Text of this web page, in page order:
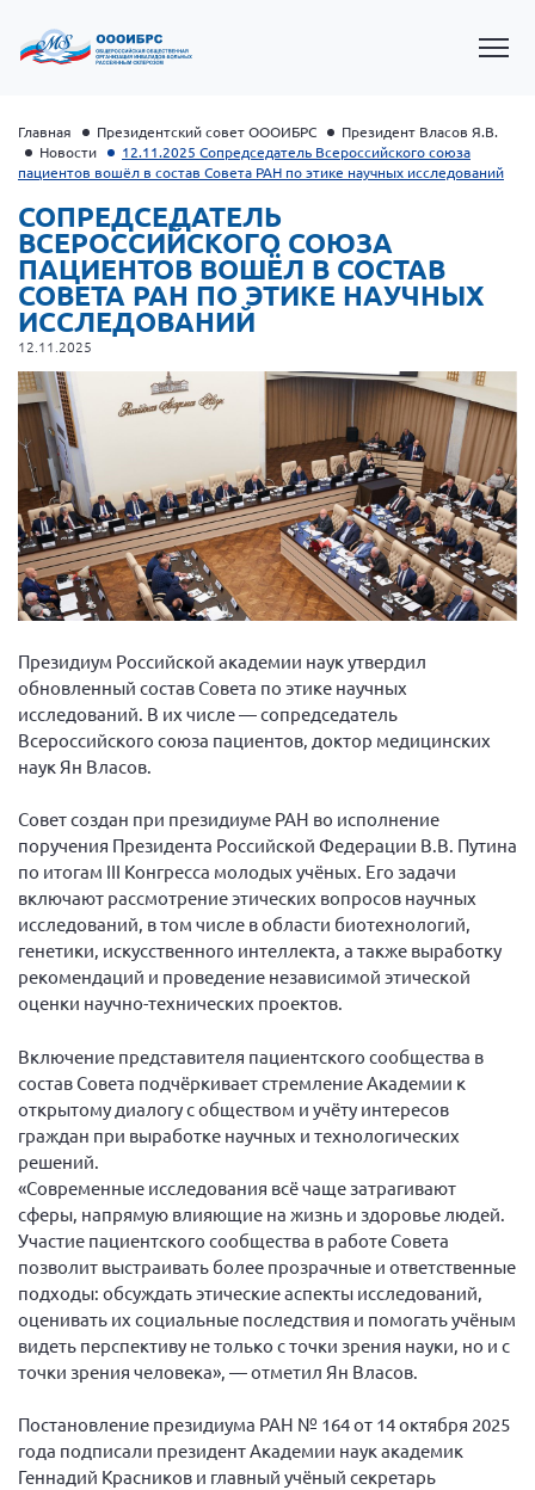
Президент Власов Я.В.
Первый вице-президент Кичигина Н. Ф.
Генеральный директор Матвиевская О.В.
Вице-президент Зрячева Н.В.
Вице-президент Шишлянников Ф.В.
Информационная служба
Отдел международных отношений
Вице-президент Черненко Д.Е.
Вице-президент Валюх М.В.
Вице-президент Чернова А.В.
Вице-президент Цикорин И.В.
Вице-президент Груба Л.В.
Главный бухгалтер Жаворонкова Г.М.
Конференция ОООИБРС 2026
Конференция ОООИБРС 2025
Экспертный совет ОООИБРС 2025
Конференция ОООИБРС 2024
Конференция ОООИБРС 2022
Конференция ОООИБРС 2021
Конференция ВСЭ 2021
Конференция ОООИБРС 2020
Документы съездов
Первый съезд
Второй съезд
Третий съезд
Четвертый съезд
Пятый съезд
Шестой съезд
ОФ «Фонд содействия больным рассеянным
склерозом»
Новости: Казахстан
Главная Президентский совет ОООИБРС
Президент Власов Я.В.
Новости
12.11.2025 Сопредседатель Всероссийского союза
пациентов вошёл в состав Совета РАН по этике научных исследований
СОПРЕДСЕДАТЕЛЬ
ВСЕРОССИЙСКОГО СОЮЗА
ПАЦИЕНТОВ ВОШЁЛ В СОСТАВ
СОВЕТА РАН ПО ЭТИКЕ НАУЧНЫХ
ИССЛЕДОВАНИЙ
12.11.2025
Президиум Российской академии наук утвердил
обновленный состав Совета по этике научных
исследований. В их числе — сопредседатель
Всероссийского союза пациентов, доктор медицинских
наук Ян Власов.
Совет создан при президиуме РАН во исполнение
поручения Президента Российской Федерации В.В. Путина
по итогам III Конгресса молодых учёных. Его задачи
включают рассмотрение этических вопросов научных
исследований, в том числе в области биотехнологий,
генетики, искусственного интеллекта, а также выработку
рекомендаций и проведение независимой этической
оценки научно-технических проектов.
Включение представителя пациентского сообщества в
состав Совета подчёркивает стремление Академии к
открытому диалогу с обществом и учёту интересов
граждан при выработке научных и технологических
решений.
«Современные исследования всё чаще затрагивают
сферы, напрямую влияющие на жизнь и здоровье людей.
Участие пациентского сообщества в работе Совета
позволит выстраивать более прозрачные и ответственные
подходы: обсуждать этические аспекты исследований,
оценивать их социальные последствия и помогать учёным
видеть перспективу не только с точки зрения науки, но и с
точки зрения человека», — отметил Ян Власов.
Постановление президиума РАН № 164 от 14 октября 2025
года подписали президент Академии наук академик
Геннадий Красников и главный учёный секретарь